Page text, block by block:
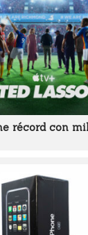
récord con